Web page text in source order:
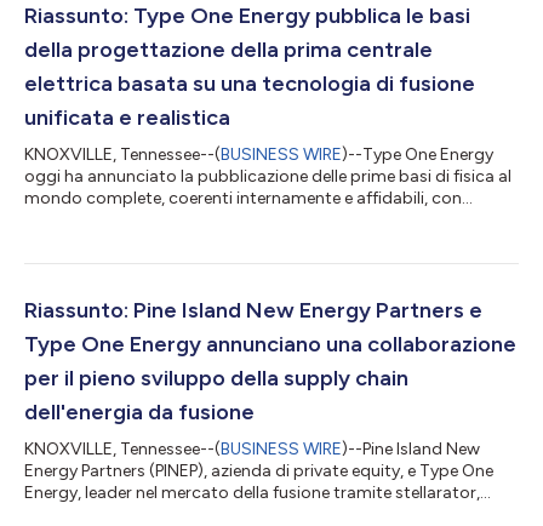
caratteristiche che fanno di questa tecnologia l'approccio col
minor rischio e co...
Riassunto: Type One Energy pubblica le basi
della progettazione della prima centrale
elettrica basata su una tecnologia di fusione
unificata e realistica
KNOXVILLE, Tennessee--(BUSINESS WIRE)--Type One Energy
oggi ha annunciato la pubblicazione delle prime basi di fisica al
mondo complete, coerenti internamente e affidabili, con
fisica vengono presentate in una serie di articoli scientifici
della prestigiosa rivista Plasma Physics (JPP) e servono da
Riassunto: Pine Island New Energy Partners e
Type One Energy annunciano una collaborazione
per il pieno sviluppo della supply chain
dell'energia da fusione
KNOXVILLE, Tennessee--(BUSINESS WIRE)--Pine Island New
Energy Partners (PINEP), azienda di private equity, e Type One
Energy, leader nel mercato della fusione tramite stellarator,